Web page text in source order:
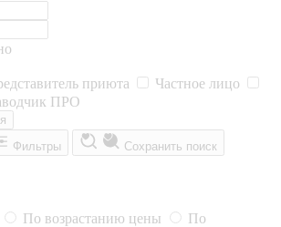
приюта
Частное лицо
ПРО
Фильтры Сохранить поиск
По возрастанию цены
По